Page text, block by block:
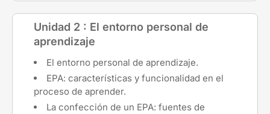
Unidad 2 : El entorno personal de
aprendizaje
El entorno personal de aprendizaje.
EPA: características y funcionalidad en el
proceso de aprender.
La confección de un EPA: fuentes de